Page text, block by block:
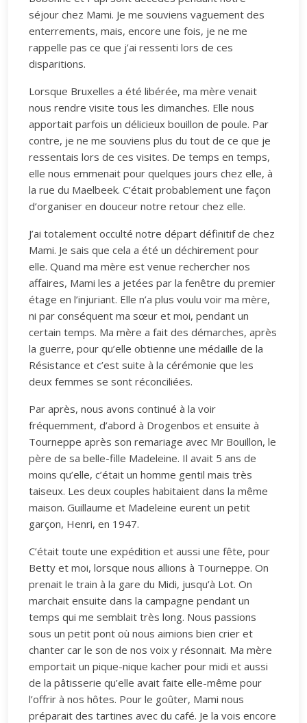
séjour chez Mami. Je me souviens vaguement des
enterrements, mais, encore une fois, je ne me
rappelle pas ce que j’ai ressenti lors de ces
disparitions.
Lorsque Bruxelles a été libérée, ma mère venait
nous rendre visite tous les dimanches. Elle nous
apportait parfois un délicieux bouillon de poule. Par
contre, je ne me souviens plus du tout de ce que je
ressentais lors de ces visites. De temps en temps,
elle nous emmenait pour quelques jours chez elle, à
la rue du Maelbeek. C’était probablement une façon
d’organiser en douceur notre retour chez elle.
J’ai totalement occulté notre départ définitif de chez
Mami. Je sais que cela a été un déchirement pour
elle. Quand ma mère est venue rechercher nos
affaires, Mami les a jetées par la fenêtre du premier
étage en l’injuriant. Elle n’a plus voulu voir ma mère,
ni par conséquent ma sœur et moi, pendant un
certain temps. Ma mère a fait des démarches, après
la guerre, pour qu’elle obtienne une médaille de la
Résistance et c’est suite à la cérémonie que les
deux femmes se sont réconciliées.
Par après, nous avons continué à la voir
fréquemment, d’abord à Drogenbos et ensuite à
Tourneppe après son remariage avec Mr Bouillon, le
père de sa belle-fille Madeleine. Il avait 5 ans de
moins qu’elle, c’était un homme gentil mais très
taiseux. Les deux couples habitaient dans la même
maison. Guillaume et Madeleine eurent un petit
garçon, Henri, en 1947.
C’était toute une expédition et aussi une fête, pour
Betty et moi, lorsque nous allions à Tourneppe. On
prenait le train à la gare du Midi, jusqu’à Lot. On
marchait ensuite dans la campagne pendant un
temps qui me semblait très long. Nous passions
sous un petit pont où nous aimions bien crier et
chanter car le son de nos voix y résonnait. Ma mère
emportait un pique-nique kacher pour midi et aussi
de la pâtisserie qu’elle avait faite elle-même pour
l’offrir à nos hôtes. Pour le goûter, Mami nous
préparait des tartines avec du café. Je la vois encore